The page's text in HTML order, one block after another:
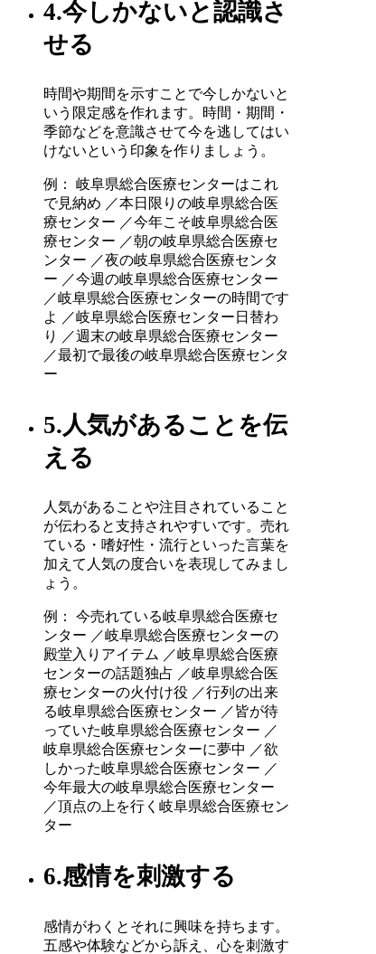
4.今しかないと認識さ
せる
時間や期間を示すことで今しかないと
いう限定感を作れます。時間・期間・
季節などを意識させて今を逃してはい
けないという印象を作りましょう。
例： 岐阜県総合医療センターはこれ
で見納め ／本日限りの岐阜県総合医
療センター ／今年こそ岐阜県総合医
療センター ／朝の岐阜県総合医療セ
ンター ／夜の岐阜県総合医療センタ
ー ／今週の岐阜県総合医療センター
／岐阜県総合医療センターの時間です
よ ／岐阜県総合医療センター日替わ
り ／週末の岐阜県総合医療センター
／最初で最後の岐阜県総合医療センタ
ー
5.人気があることを伝
える
人気があることや注目されていること
が伝わると支持されやすいです。売れ
ている・嗜好性・流行といった言葉を
加えて人気の度合いを表現してみまし
ょう。
例： 今売れている岐阜県総合医療セ
ンター ／岐阜県総合医療センターの
殿堂入りアイテム ／岐阜県総合医療
センターの話題独占 ／岐阜県総合医
療センターの火付け役 ／行列の出来
る岐阜県総合医療センター ／皆が待
っていた岐阜県総合医療センター ／
岐阜県総合医療センターに夢中 ／欲
しかった岐阜県総合医療センター ／
今年最大の岐阜県総合医療センター
／頂点の上を行く岐阜県総合医療セン
ター
6.感情を刺激する
感情がわくとそれに興味を持ちます。
五感や体験などから訴え、心を刺激す